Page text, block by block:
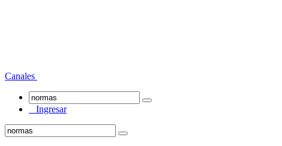
Canales
Ingresar